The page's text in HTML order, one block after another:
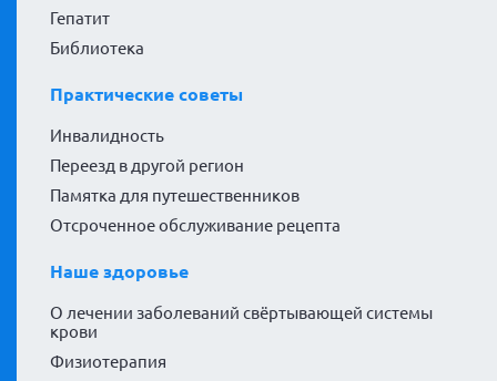
Гепатит
Библиотека
Практические советы
Инвалидность
Переезд в другой регион
Памятка для путешественников
Отсроченное обслуживание рецепта
Наше здоровье
О лечении заболеваний свёртывающей системы
крови
Физиотерапия